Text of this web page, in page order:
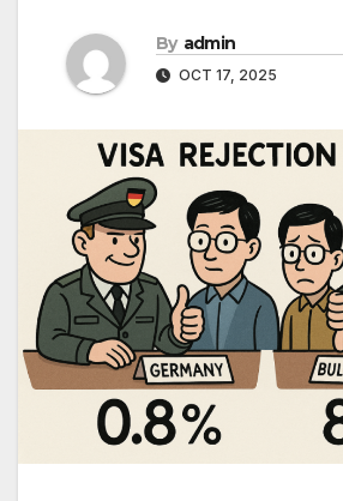
By admin
OCT 17, 2025